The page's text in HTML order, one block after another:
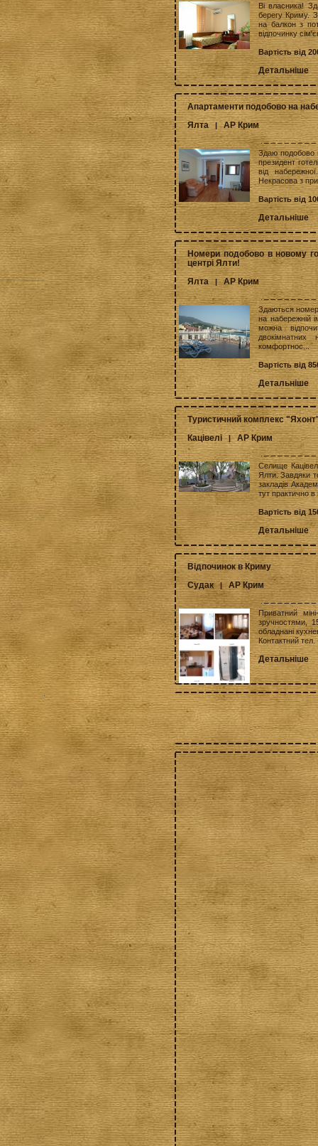
Ві власника!
берегу Криму.
на балкон з
відпочинку
Вартість від
Детальніше
Апартаменти подобово на
Ялта |АР Крим
Здаю подобово
президент
від
Некрасова з
Вартість від
Детальніше
Номери подобово в новому
центрі Ялти!
Ялта |АР Крим
Здаються
на набережній
можна
комфортнос...
Вартість від
Детальніше
Туристичний комплекс
Кацівелі |АР Крим
Селище
Ялти. Завдяки
закладів
тут практично
Вартість від
Детальніше
Відпочинок в Криму
Судак |АР Крим
Приватний
зручностями,
обладнані
Контактний
Детальніше